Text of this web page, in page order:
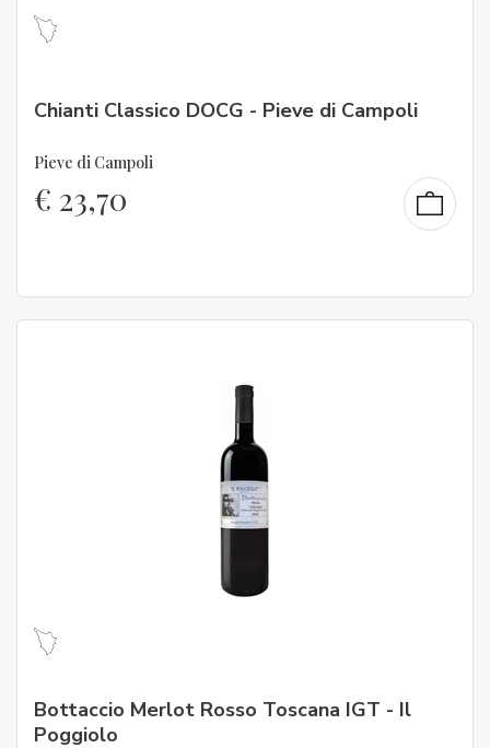
Chianti Classico DOCG - Pieve di Campoli
Pieve di Campoli
€ 23,70
Bottaccio Merlot Rosso Toscana IGT - Il
Poggiolo